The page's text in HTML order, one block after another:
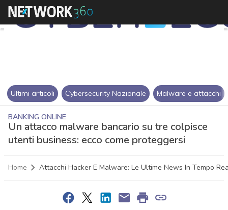
Ultimi articoli Cybersecurity Nazionale Malware e attacchi
BANKING ONLINE
Un attacco malware bancario su tre colpisce
utenti business: ecco come proteggersi
Home Attacchi Hacker E Malware: Le Ultime News In Tempo